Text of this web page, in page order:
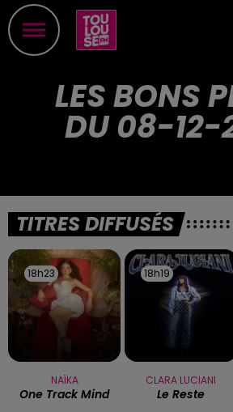
LES BONS
DU 08-12-
TITRES DIFFUSÉS
18h23
18h23
NAÏKA
One Track Mind
18h19
18h19
CLARA LUCIANI
Le Reste